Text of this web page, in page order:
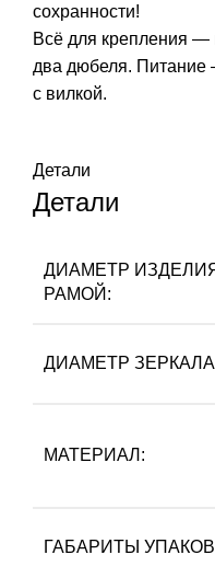
сохранности!
Всё для крепления —
два дюбеля. Питание
с вилкой.
Детали
Детали
ДИАМЕТР
РАМОЙ:
ДИАМЕТР
МАТЕРИАЛ:
ГАБАРИТЫ